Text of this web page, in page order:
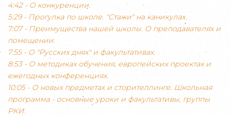
4:42 - О конкуренции.
5:29 - Прогулка по школе. "Стажи" на каникулах.
7:07 - Преимущества нашей школы. О преподавателях и
помещении.
7:55 - О "Русских днях" и факультативах.
8:53 - О методиках обучения, европейских проектах и
ежегодных конференциях.
10:05 - О новых предметах и сторителлинге. Школьная
программа - основные уроки и факультативы, группы
РКИ.